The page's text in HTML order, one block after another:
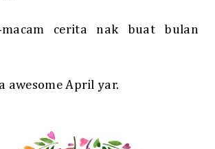
macam cerita nak buat bulan
awesome April yar.